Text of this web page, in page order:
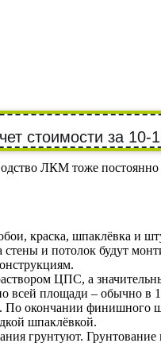
стоимости за 10-
ЛКМ тоже
краска, шпаклёвка и
и потолок будут
ЦПС, а
площади – обычно в
окончании финишного
шпаклёвкой.
грунтуют.